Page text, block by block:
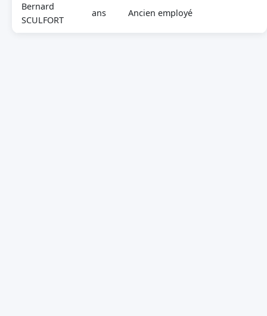
Bernard
SCULFORT
ans Ancien employé